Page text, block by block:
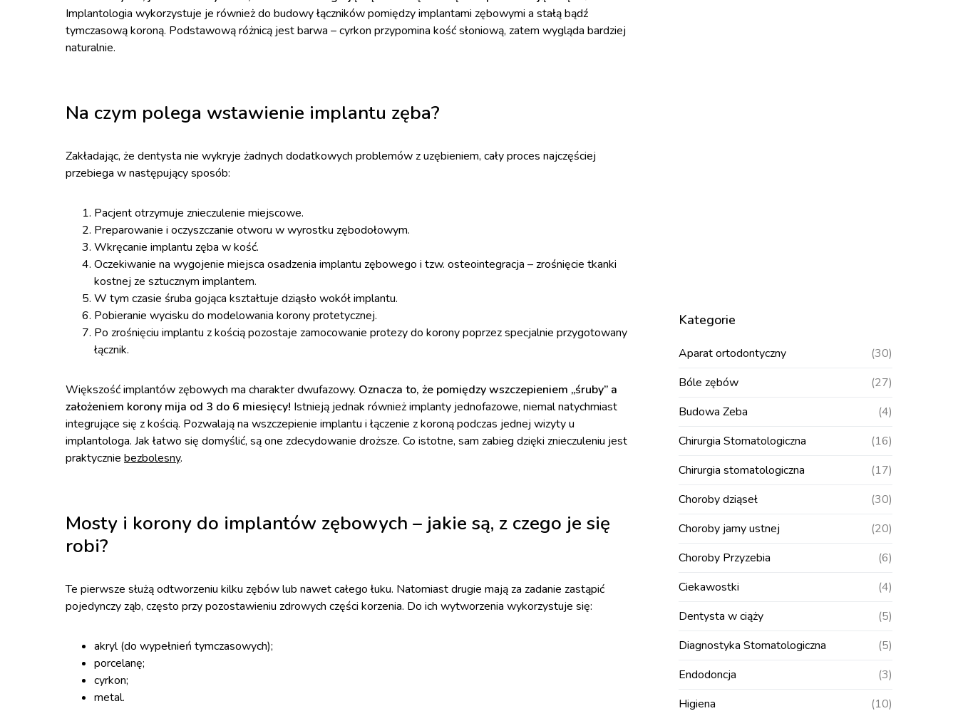
Implantologia wykorzystuje je również do budowy łączników pomiędzy implantami zębowymi a stałą bądź
tymczasową koroną. Podstawową różnicą jest barwa – cyrkon przypomina kość słoniową, zatem wygląda bardziej
naturalnie.
Na czym polega wstawienie implantu zęba?
Zakładając, że dentysta nie wykryje żadnych dodatkowych problemów z uzębieniem, cały proces najczęściej
przebiega w następujący sposób:
Pacjent otrzymuje znieczulenie miejscowe.
Preparowanie i oczyszczanie otworu w wyrostku zębodołowym.
Wkręcanie implantu zęba w kość.
Oczekiwanie na wygojenie miejsca osadzenia implantu zębowego i tzw. osteointegracja – zrośnięcie tkanki
kostnej ze sztucznym implantem.
W tym czasie śruba gojąca kształtuje dziąsło wokół implantu.
Pobieranie wycisku do modelowania korony protetycznej.
Po zrośnięciu implantu z kością pozostaje zamocowanie protezy do korony poprzez specjalnie przygotowany
łącznik.
Większość implantów zębowych ma charakter dwufazowy. Oznacza to, że pomiędzy wszczepieniem „śruby” a
założeniem korony mija od 3 do 6 miesięcy! Istnieją jednak również implanty jednofazowe, niemal natychmiast
integrujące się z kością. Pozwalają na wszczepienie implantu i łączenie z koroną podczas jednej wizyty u
implantologa. Jak łatwo się domyślić, są one zdecydowanie droższe. Co istotne, sam zabieg dzięki znieczuleniu jest
praktycznie bezbolesny.
Mosty i korony do implantów zębowych – jakie są, z czego je się
robi?
Te pierwsze służą odtworzeniu kilku zębów lub nawet całego łuku. Natomiast drugie mają za zadanie zastąpić
pojedynczy ząb, często przy pozostawieniu zdrowych części korzenia. Do ich wytworzenia wykorzystuje się:
akryl (do wypełnień tymczasowych);
porcelanę;
cyrkon;
metal.
Kategorie
Aparat ortodontyczny
(30)
Bóle zębów
(27)
Budowa Zeba
(4)
Chirurgia Stomatologiczna
(16)
Chirurgia stomatologiczna
(17)
Choroby dziąseł
(30)
Choroby jamy ustnej
(20)
Choroby Przyzebia
(6)
Ciekawostki
(4)
Dentysta w ciąży
(5)
Diagnostyka Stomatologiczna
(5)
Endodoncja
(3)
Higiena
(10)